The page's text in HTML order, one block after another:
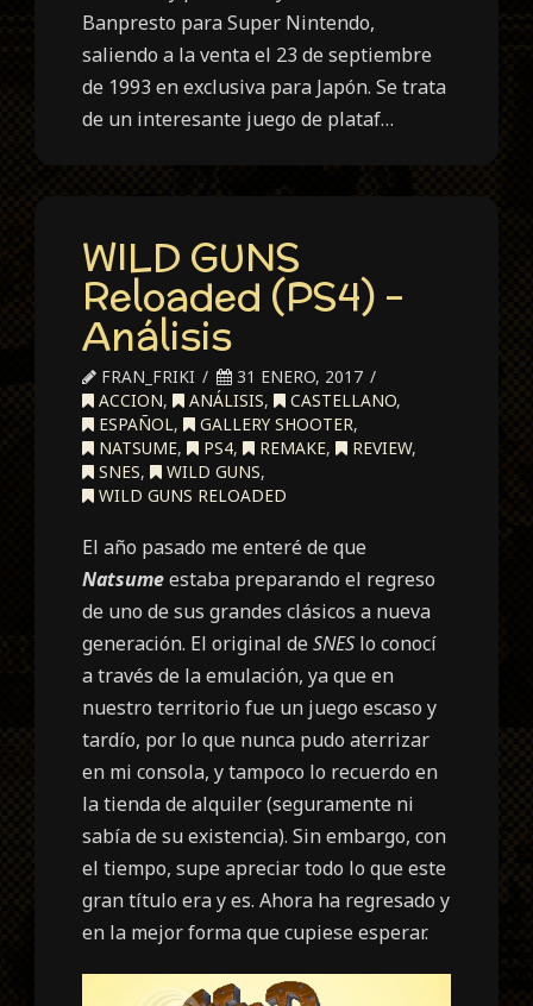
Banpresto para Super Nintendo,
saliendo a la venta el 23 de septiembre
de 1993 en exclusiva para Japón. Se trata
de un interesante juego de plataf…
WILD GUNS
Reloaded (PS4) –
Análisis
FRAN_FRIKI
31 ENERO, 2017
ACCION, ANÁLISIS, CASTELLANO,
ESPAÑOL, GALLERY SHOOTER,
NATSUME, PS4, REMAKE, REVIEW,
SNES, WILD GUNS,
WILD GUNS RELOADED
El año pasado me enteré de que
Natsumeestaba preparando el regreso
de uno de sus grandes clásicos a nueva
generación. El original deSNES lo conocí
a través de la emulación, ya que en
nuestro territorio fue un juego escaso y
tardío, por lo que nunca pudo aterrizar
en mi consola, y tampoco lo recuerdo en
la tienda de alquiler (seguramente ni
sabía de su existencia). Sin embargo, con
el tiempo, supe apreciar todo lo que este
gran título era y es. Ahora ha regresado y
en la mejor forma que cupiese esperar.